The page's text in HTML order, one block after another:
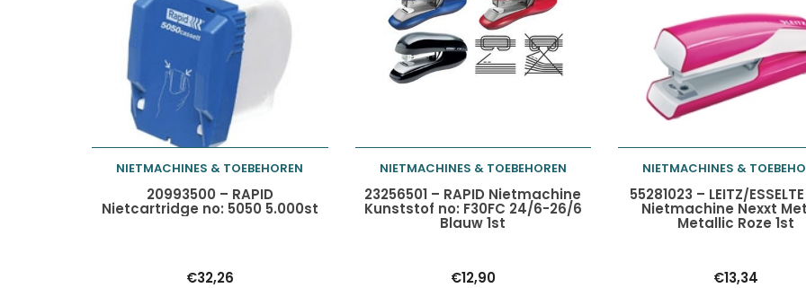
Toevoegen aan
NIETMACHINES & TOEBEHOREN
20993500 – RAPID
Nietcartridge no: 5050 5.000st
€32,26
Toevoegen aan
winkelwagen
NIETMACHINES & TOEBEHOREN
23256501 – RAPID Nietmachine
Kunststof no: F30FC 24/6-26/6
Blauw 1st
€12,90
Toevoegen aan
winkelwagen
NIETMACHINES &
55281023 – LEITZ/
Nietmachine Nexxt
Metallic Roze 1st
€13,34